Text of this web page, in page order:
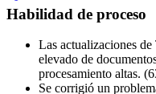
Habilidad de proceso
Las actualizaciones
elevado de
procesamiento altas.
Se corrigió un